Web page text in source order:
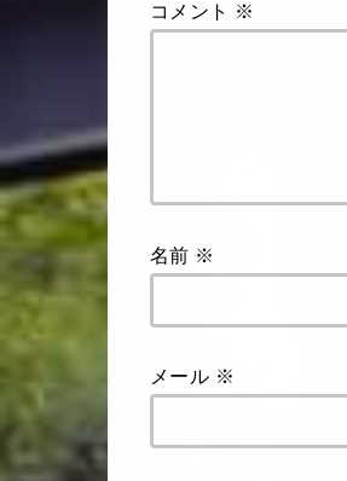
コメント ※
名前 ※
メール ※